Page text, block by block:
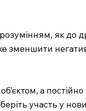
як до
зменшити
а
участь у